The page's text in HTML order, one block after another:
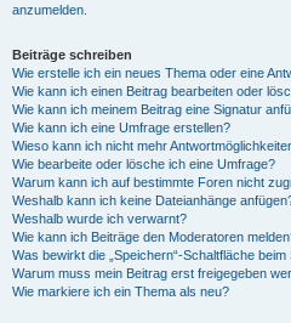
anzumelden.
Beiträge schreiben
Wie erstelle ich ein neues Thema oder eine
Wie kann ich einen Beitrag bearbeiten oder
Wie kann ich meinem Beitrag eine Signatur
Wie kann ich eine Umfrage erstellen?
Wieso kann ich nicht mehr
Wie bearbeite oder lösche ich eine Umfrage?
Warum kann ich auf bestimmte Foren nicht
Weshalb kann ich keine Dateianhänge
Weshalb wurde ich verwarnt?
Wie kann ich Beiträge den Moderatoren
Was bewirkt die „Speichern“-Schaltfläche
Warum muss mein Beitrag erst freigegeben
Wie markiere ich ein Thema als neu?